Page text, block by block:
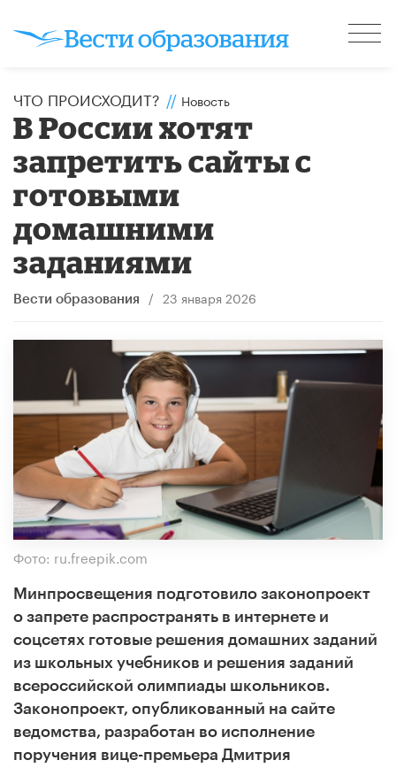
ЧТО ПРОИСХОДИТ? // Новость
В России хотят
запретить сайты с
готовыми
домашними
заданиями
Вести образования / 23 января 2026
Фото: ru.freepik.com
Минпросвещения подготовило законопроект
о запрете распространять в интернете и
соцсетях готовые решения домашних заданий
из школьных учебников и решения заданий
всероссийской олимпиады школьников.
Законопроект, опубликованный на сайте
ведомства, разработан во исполнение
поручения вице-премьера Дмитрия